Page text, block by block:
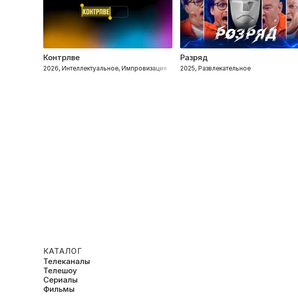
Контрлве
2026, Интеллектуальное, Импровизация
Разряд
2025, Развлекательное
КАТАЛОГ
Телеканалы
Телешоу
Сериалы
Фильмы